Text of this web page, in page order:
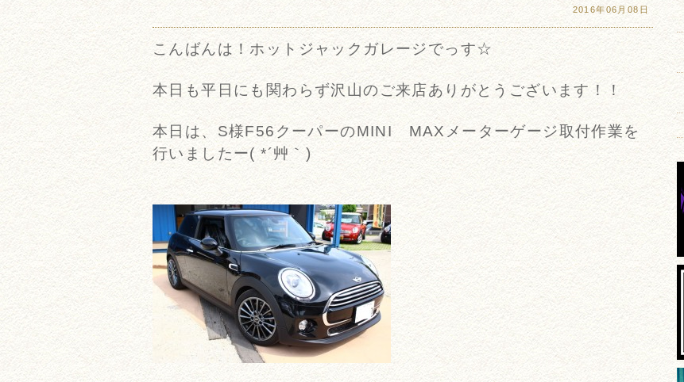
2016年06月08日
こんばんは！ホットジャックガレージでっす☆
本日も平日にも関わらず沢山のご来店ありがとうございます！！
本日は、S様F56クーパーのMINI MAXメーターゲージ取付作業を
行いましたー( *´艸｀)